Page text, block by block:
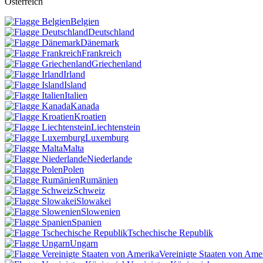
Belgien
Deutschland
Dänemark
Frankreich
Griechenland
Irland
Island
Italien
Kanada
Kroatien
Liechtenstein
Luxemburg
Malta
Niederlande
Polen
Rumänien
Schweiz
Slowakei
Slowenien
Spanien
Tschechische Republik
Ungarn
Vereinigte Staaten von